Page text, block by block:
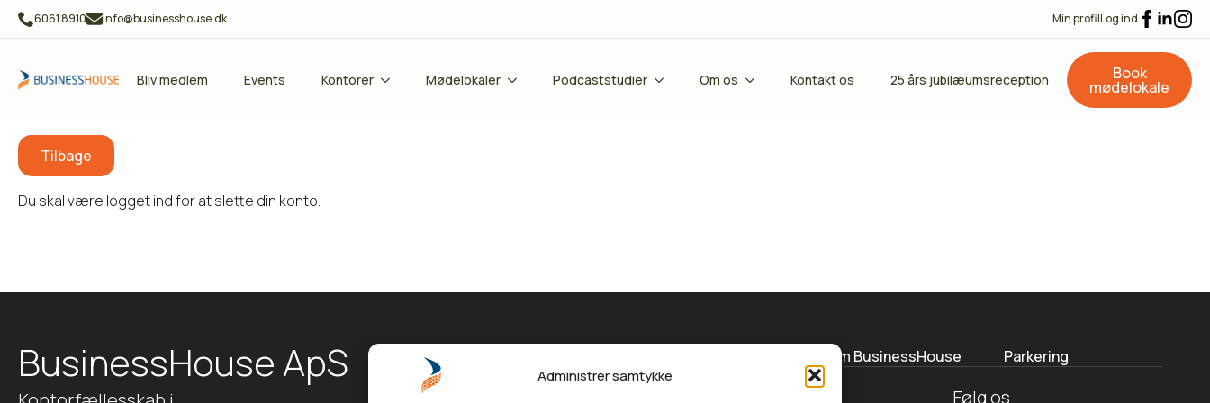
Administrer samtykke
6061 8910 info@businesshouse.dk Min profilLog ind
Bliv medlem Events Kontorer Mødelokaler Podcaststudier Om os Kontakt os 25 års jubilæumsreception Book
mødelokale
Tilbage
Du skal være logget ind for at slette din konto.
BusinessHouse ApS Om BusinessHouse Parkering
Følg os